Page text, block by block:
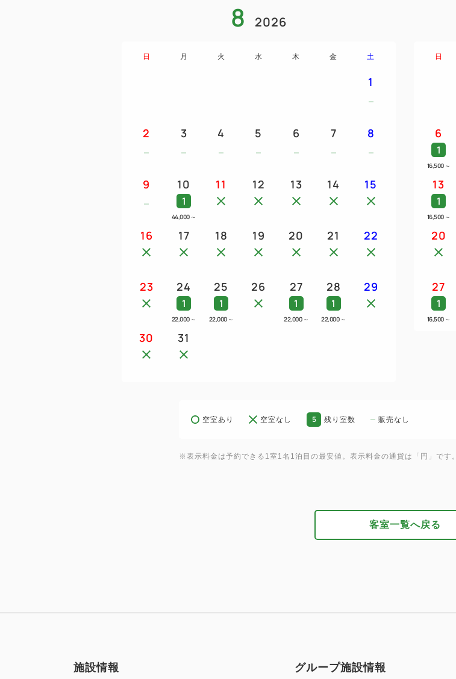
8 2026
日 月 火 水 木 金 土
1
2 3 4 5 6 7 8
9 10
1
44,000 ～
11 12 13 14 15
16 17 18 19 20 21 22
23 24
1
22,000 ～
25
1
22,000 ～
26 27
1
22,000 ～
28
1
22,000 ～
29
30 31
日
6
1
16,500 ～
13
1
16,500 ～
20
27
1
16,500 ～
空室あり 空室なし 5 残り室数 販売なし
※表示料金は予約できる1室1名1泊目の最安値。表示料金の通貨は「円」です。
客室一覧へ戻る
施設情報 グループ施設情報